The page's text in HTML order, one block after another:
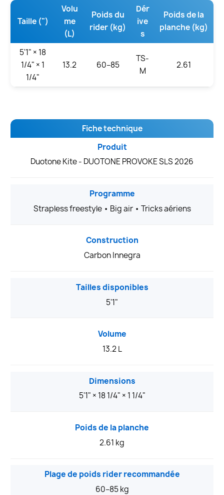
Taille (")
Volu
me
(L)
Poids du
rider (kg)
Dér
ive
s
Poids de la
planche (kg)
5'1" × 18
1/4" × 1
1/4"
13.2 60–85
TS-
M
2.61
Fiche technique
Produit
Duotone Kite - DUOTONE PROVOKE SLS 2026
Programme
Strapless freestyle • Big air • Tricks aériens
Construction
Carbon Innegra
Tailles disponibles
5'1"
Volume
13.2 L
Dimensions
5'1" × 18 1/4" × 1 1/4"
Poids de la planche
2.61 kg
Plage de poids rider recommandée
60–85 kg